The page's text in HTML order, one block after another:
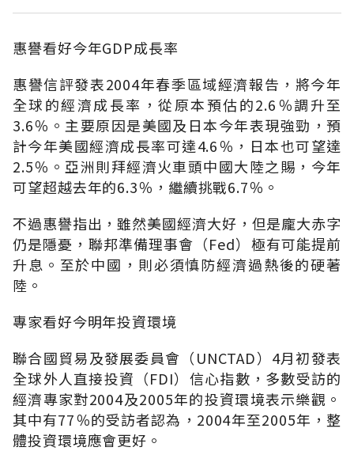
惠譽看好今年GDP成長率
惠譽信評發表2004年春季區域經濟報告，將今年
全球的經濟成長率，從原本預估的2.6％調升至
3.6％。主要原因是美國及日本今年表現強勁，預
計今年美國經濟成長率可達4.6％，日本也可望達
2.5％。亞洲則拜經濟火車頭中國大陸之賜，今年
可望超越去年的6.3％，繼續挑戰6.7％。
不過惠譽指出，雖然美國經濟大好，但是龐大赤字
仍是隱憂，聯邦準備理事會（Fed）極有可能提前
升息。至於中國，則必須慎防經濟過熱後的硬著
陸。
專家看好今明年投資環境
聯合國貿易及發展委員會（UNCTAD）4月初發表
全球外人直接投資（FDI）信心指數，多數受訪的
經濟專家對2004及2005年的投資環境表示樂觀。
其中有77％的受訪者認為，2004年至2005年，整
體投資環境應會更好。